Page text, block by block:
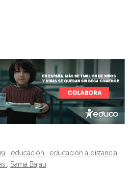
educación educación a distancia
Sama Bajau